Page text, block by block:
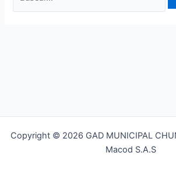
Copyright © 2026 GAD MUNICIPAL
Macod S.A.S